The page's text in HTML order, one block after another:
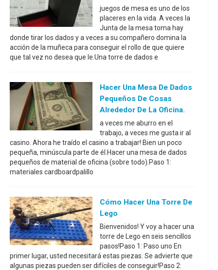
juegos de mesa es uno de los
placeres en la vida. A veces la
Junta de la mesa toma hay
donde tirar los dados y a veces a su compañero domina la
acción de la muñeca para conseguir el rollo de que quiere
que tal vez no desea que le.Una torre de dados e
Hacer Una Mesa De Dados
Pequeños De Cosas
Alrededor De La Oficina.
a veces me aburro en el
trabajo, a veces me gusta ir al
casino. Ahora he traído el casino a trabajar! Bien un poco
pequeña, minúscula parte de él.Hacer una mesa de dados
pequeños de material de oficina (sobre todo).Paso 1:
materiales cardboardpalillo
Cómo Hacer Una Torre De
Lego
Bienvenidos! Y voy a hacer una
torre de Lego en seis sencillos
pasos!Paso 1: Paso uno En
primer lugar, usted necesitará estas piezas. Se advierte que
algunas piezas pueden ser difíciles de conseguir!Paso 2: